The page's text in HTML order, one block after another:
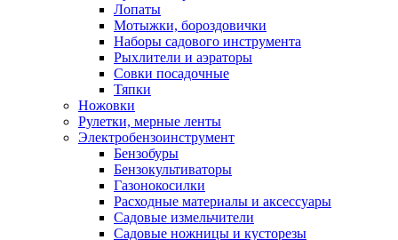
Лопаты
Мотыжки, бороздовички
Наборы садового инструмента
Рыхлители и аэраторы
Совки посадочные
Тяпки
Ножовки
Рулетки, мерные ленты
Электробензоинструмент
Бензобуры
Бензокультиваторы
Газонокосилки
Расходные материалы и аксессуары
Садовые измельчители
Садовые ножницы и кусторезы